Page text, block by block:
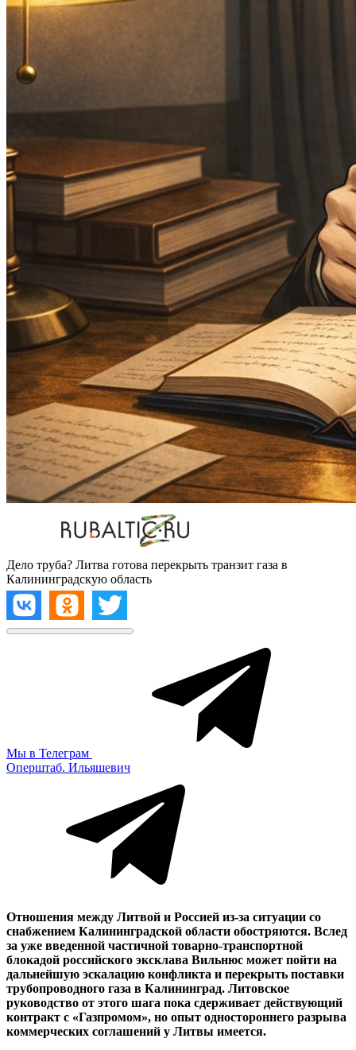
Дело труба? Литва готова перекрыть транзит газа в
Калининградскую область
Мы в Телеграм
Оперштаб. Ильяшевич
Отношения между Литвой и Россией из-за ситуации со
снабжением Калининградской области обостряются. Вслед
за уже введенной частичной товарно-транспортной
блокадой российского эксклава Вильнюс может пойти на
дальнейшую эскалацию конфликта и перекрыть поставки
трубопроводного газа в Калининград. Литовское
руководство от этого шага пока сдерживает действующий
контракт с «Газпромом», но опыт одностороннего разрыва
коммерческих соглашений у Литвы имеется.